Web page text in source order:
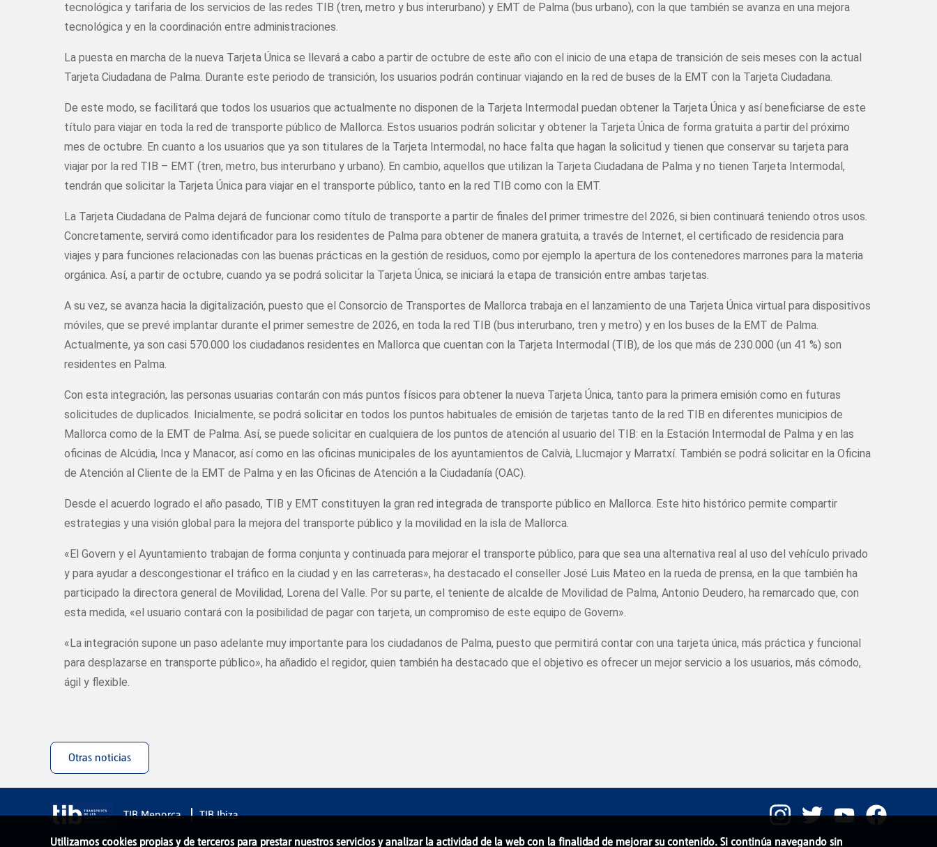
tecnológica y tarifaria de los servicios de las redes TIB (tren, metro y bus interurbano) y EMT de Palma (bus urbano), con la que también se avanza en una mejora
tecnológica y en la coordinación entre administraciones.
La puesta en marcha de la nueva Tarjeta Única se llevará a cabo a partir de octubre de este año con el inicio de una etapa de transición de seis meses con la actual
Tarjeta Ciudadana de Palma. Durante este periodo de transición, los usuarios podrán continuar viajando en la red de buses de la EMT con la Tarjeta Ciudadana.
De este modo, se facilitará que todos los usuarios que actualmente no disponen de la Tarjeta Intermodal puedan obtener la Tarjeta Única y así beneficiarse de este
título para viajar en toda la red de transporte público de Mallorca. Estos usuarios podrán solicitar y obtener la Tarjeta Única de forma gratuita a partir del próximo
mes de octubre. En cuanto a los usuarios que ya son titulares de la Tarjeta Intermodal, no hace falta que hagan la solicitud y tienen que conservar su tarjeta para
viajar por la red TIB – EMT (tren, metro, bus interurbano y urbano). En cambio, aquellos que utilizan la Tarjeta Ciudadana de Palma y no tienen Tarjeta Intermodal,
tendrán que solicitar la Tarjeta Única para viajar en el transporte público, tanto en la red TIB como con la EMT.
La Tarjeta Ciudadana de Palma dejará de funcionar como título de transporte a partir de finales del primer trimestre del 2026, si bien continuará teniendo otros usos.
Concretamente, servirá como identificador para los residentes de Palma para obtener de manera gratuita, a través de Internet, el certificado de residencia para
viajes y para funciones relacionadas con las buenas prácticas en la gestión de residuos, como por ejemplo la apertura de los contenedores marrones para la materia
orgánica. Así, a partir de octubre, cuando ya se podrá solicitar la Tarjeta Única, se iniciará la etapa de transición entre ambas tarjetas.
A su vez, se avanza hacia la digitalización, puesto que el Consorcio de Transportes de Mallorca trabaja en el lanzamiento de una Tarjeta Única virtual para dispositivos
móviles, que se prevé implantar durante el primer semestre de 2026, en toda la red TIB (bus interurbano, tren y metro) y en los buses de la EMT de Palma.
Actualmente, ya son casi 570.000 los ciudadanos residentes en Mallorca que cuentan con la Tarjeta Intermodal (TIB), de los que más de 230.000 (un 41 %) son
residentes en Palma.
Con esta integración, las personas usuarias contarán con más puntos físicos para obtener la nueva Tarjeta Única, tanto para la primera emisión como en futuras
solicitudes de duplicados. Inicialmente, se podrá solicitar en todos los puntos habituales de emisión de tarjetas tanto de la red TIB en diferentes municipios de
Mallorca como de la EMT de Palma. Así, se puede solicitar en cualquiera de los puntos de atención al usuario del TIB: en la Estación Intermodal de Palma y en las
oficinas de Alcúdia, Inca y Manacor, así como en las oficinas municipales de los ayuntamientos de Calvià, Llucmajor y Marratxí. También se podrá solicitar en la Oficina
de Atención al Cliente de la EMT de Palma y en las Oficinas de Atención a la Ciudadanía (OAC).
Desde el acuerdo logrado el año pasado, TIB y EMT constituyen la gran red integrada de transporte público en Mallorca. Este hito histórico permite compartir
estrategias y una visión global para la mejora del transporte público y la movilidad en la isla de Mallorca.
«El Govern y el Ayuntamiento trabajan de forma conjunta y continuada para mejorar el transporte público, para que sea una alternativa real al uso del vehículo privado
y para ayudar a descongestionar el tráfico en la ciudad y en las carreteras», ha destacado el conseller José Luis Mateo en la rueda de prensa, en la que también ha
participado la directora general de Movilidad, Lorena del Valle. Por su parte, el teniente de alcalde de Movilidad de Palma, Antonio Deudero, ha remarcado que, con
esta medida, «el usuario contará con la posibilidad de pagar con tarjeta, un compromiso de este equipo de Govern».
«La integración supone un paso adelante muy importante para los ciudadanos de Palma, puesto que permitirá contar con una tarjeta única, más práctica y funcional
para desplazarse en transporte público», ha añadido el regidor, quien también ha destacado que el objetivo es ofrecer un mejor servicio a los usuarios, más cómodo,
ágil y flexible.
Otras noticias
Utilizamos cookies propias y de terceros para prestar nuestros servicios y analizar la actividad de la web con la finalidad de mejorar su contenido. Si continúa navegando sin
TIB Menorca TIB Ibiza